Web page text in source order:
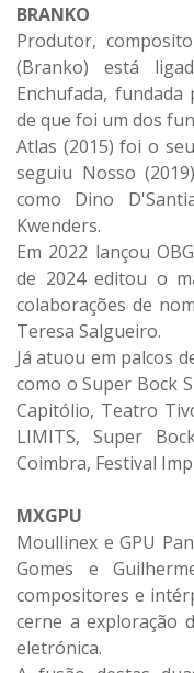
BRANKO
Produtor,
(Branko) está
Enchufada,
de que foi um dos
Atlas (2015) foi o
seguiu Nosso
como Dino
Kwenders.
Em 2022 lançou
de 2024 editou o
colaborações de
Teresa Salgueiro.
Já atuou em palcos
como o Super Bock
Capitólio, Teatro
LIMITS, Super
Coimbra, Festival
MXGPU
Moullinex e GPU
Gomes e
compositores e
cerne a exploração
eletrónica.